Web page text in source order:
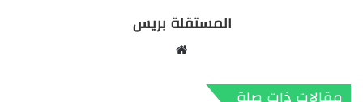
المستقلة بريس